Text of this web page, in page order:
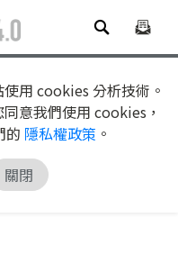
用 cookies 分析技術。
意我們使用 cookies，
的 隱私權政策 。
關閉